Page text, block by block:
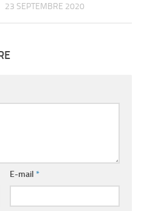
23 SEPTEMBRE 2020
E-mail *